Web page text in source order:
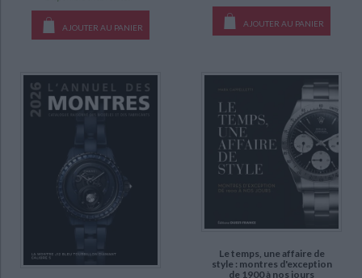
AJOUTER AU PANIER AJOUTER AU PANIER
Le temps, une affaire de
style : montres d'exception
de 1900 à nos jours